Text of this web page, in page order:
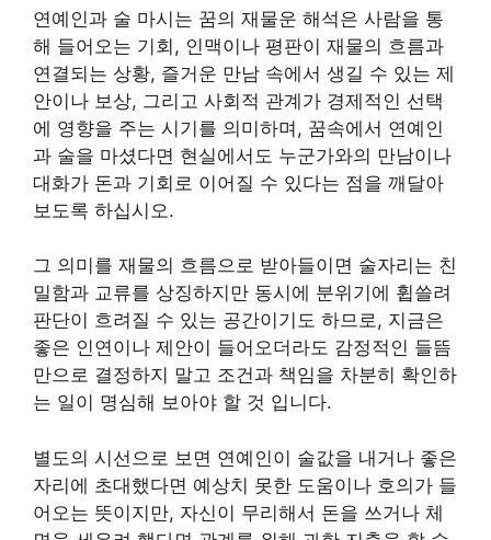
연예인과 술 마시는 꿈의 재물운 해석은 사람을 통
해 들어오는 기회, 인맥이나 평판이 재물의 흐름과
연결되는 상황, 즐거운 만남 속에서 생길 수 있는 제
안이나 보상, 그리고 사회적 관계가 경제적인 선택
에 영향을 주는 시기를 의미하며, 꿈속에서 연예인
과 술을 마셨다면 현실에서도 누군가와의 만남이나
대화가 돈과 기회로 이어질 수 있다는 점을 깨달아
보도록 하십시오.
그 의미를 재물의 흐름으로 받아들이면 술자리는 친
밀함과 교류를 상징하지만 동시에 분위기에 휩쓸려
판단이 흐려질 수 있는 공간이기도 하므로, 지금은
좋은 인연이나 제안이 들어오더라도 감정적인 들뜸
만으로 결정하지 말고 조건과 책임을 차분히 확인하
는 일이 명심해 보아야 할 것 입니다.
별도의 시선으로 보면 연예인이 술값을 내거나 좋은
자리에 초대했다면 예상치 못한 도움이나 호의가 들
어오는 뜻이지만, 자신이 무리해서 돈을 쓰거나 체